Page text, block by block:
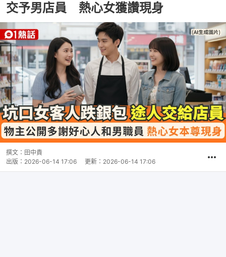
交予男店員 熱心女獲讚現身
撰文： 田中貴
出版： 2026-06-14 17:06 更新： 2026-06-14 17:06